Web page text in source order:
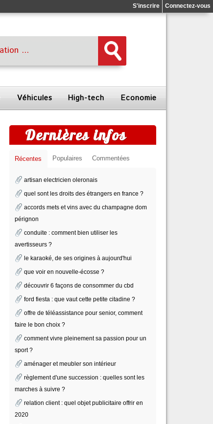
Connectez-vous
S'inscrire
Véhicules High-tech Economie
Dernières infos
Récentes Populaires Commentées
artisan electricien oleronais
quel sont les droits des étrangers en france ?
accords mets et vins avec du champagne dom
pérignon
conduite : comment bien utiliser les
avertisseurs ?
le karaoké, de ses origines à aujourd'hui
que voir en nouvelle-écosse ?
découvrir 6 façons de consommer du cbd
ford fiesta : que vaut cette petite citadine ?
offre de téléassistance pour senior, comment
faire le bon choix ?
comment vivre pleinement sa passion pour un
sport ?
aménager et meubler son intérieur
règlement d'une succession : quelles sont les
marches à suivre ?
relation client : quel objet publicitaire offrir en
2020